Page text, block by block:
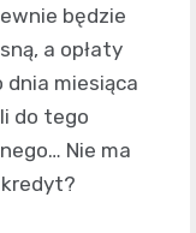
będzie
a opłaty
dnia miesiąca
do tego
Nie ma